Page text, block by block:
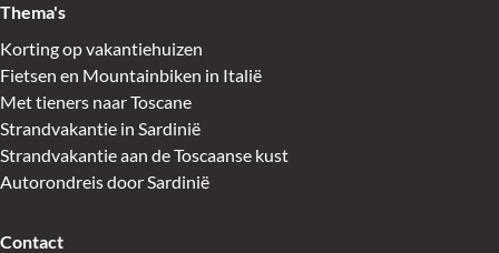
Thema's
Korting op vakantiehuizen
Fietsen en Mountainbiken in Italië
Met tieners naar Toscane
Strandvakantie in Sardinië
Strandvakantie aan de Toscaanse kust
Autorondreis door Sardinië
Contact